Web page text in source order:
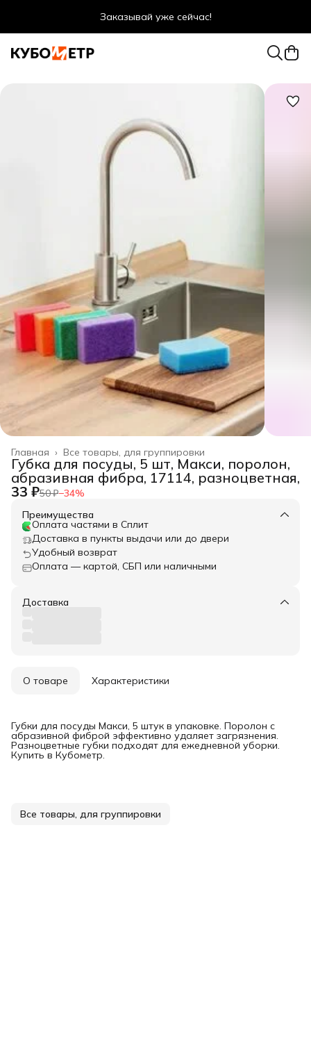
Заказывай уже сейчас!
Оптовые цены даже для физ. лиц
Все товары, для группировки
Главная ›
Губка для посуды, 5 шт, Макси, поролон,
абразивная фибра, 17114, разноцветная,
33 ₽50 ₽−34%
Преимущества
Оплата частями в Сплит
Доставка в пункты выдачи или до двери
Удобный возврат
Оплата — картой, СБП или наличными
Доставка
О товаре Характеристики
Губки для посуды Макси, 5 штук в упаковке. Поролон с
абразивной фиброй эффективно удаляет загрязнения.
Разноцветные губки подходят для ежедневной уборки.
Купить в Кубометр.
Все товары, для группировки